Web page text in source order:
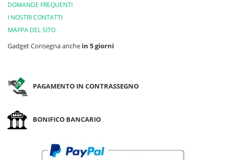
DOMANDE FREQUENTI
I NOSTRI CONTATTI
MAPPA DEL SITO
Gadget Consegna anche in 5 giorni
PAGAMENTO IN CONTRASSEGNO
BONIFICO BANCARIO